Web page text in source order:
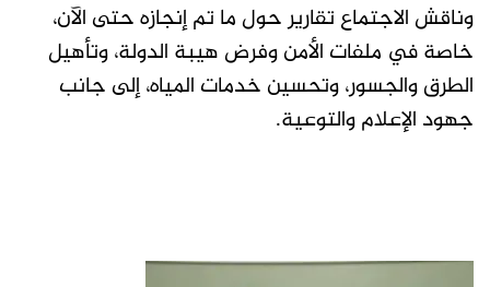
وناقش الاجتماع تقارير حول ما تم إنجازه حتى الآن،
خاصة في ملفات الأمن وفرض هيبة الدولة، وتأهيل
الطرق والجسور، وتحسين خدمات المياه، إلى جانب
جهود الإعلام والتوعية.